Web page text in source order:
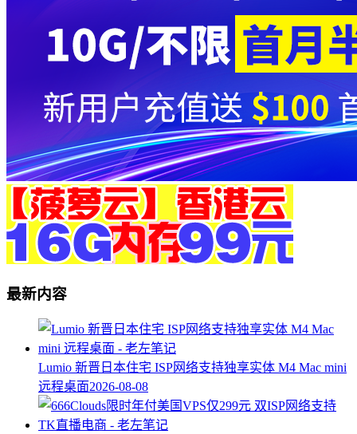
最新内容
Lumio 新晋日本住宅 ISP网络支持独享实体 M4 Mac mini
远程桌面2026-08-08